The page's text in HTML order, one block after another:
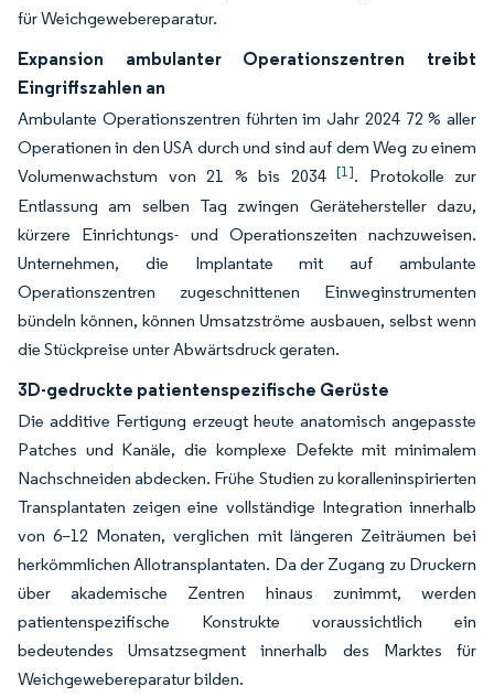
für Weichgewebereparatur.
Expansion ambulanter Operationszentren treibt
Eingriffszahlen an
Ambulante Operationszentren führten im Jahr 2024 72 % aller
Operationen in den USA durch und sind auf dem Weg zu einem
Volumenwachstum von 21 % bis 2034 [1]. Protokolle zur
Entlassung am selben Tag zwingen Gerätehersteller dazu,
kürzere Einrichtungs- und Operationszeiten nachzuweisen.
Unternehmen, die Implantate mit auf ambulante
Operationszentren zugeschnittenen Einweginstrumenten
bündeln können, können Umsatzströme ausbauen, selbst wenn
die Stückpreise unter Abwärtsdruck geraten.
3D-gedruckte patientenspezifische Gerüste
Die additive Fertigung erzeugt heute anatomisch angepasste
Patches und Kanäle, die komplexe Defekte mit minimalem
Nachschneiden abdecken. Frühe Studien zu koralleninspirierten
Transplantaten zeigen eine vollständige Integration innerhalb
von 6–12 Monaten, verglichen mit längeren Zeiträumen bei
herkömmlichen Allotransplantaten. Da der Zugang zu Druckern
über akademische Zentren hinaus zunimmt, werden
patientenspezifische Konstrukte voraussichtlich ein
bedeutendes Umsatzsegment innerhalb des Marktes für
Weichgewebereparatur bilden.